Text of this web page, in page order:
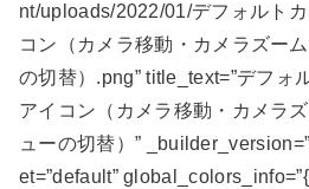
nt/uploads/2022/01/デフォルト
コン（カメラ移動・カメラズー
の切替）.png” title_text=”デフォ
アイコン（カメラ移動・カメラ
ューの切替）”
et=”default”